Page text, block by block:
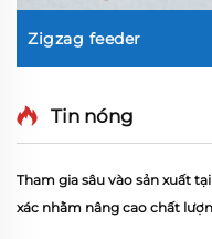
Zigzag feeder
Tin nóng
Tham gia sâu vào sản xuất
xác nhằm nâng cao chất